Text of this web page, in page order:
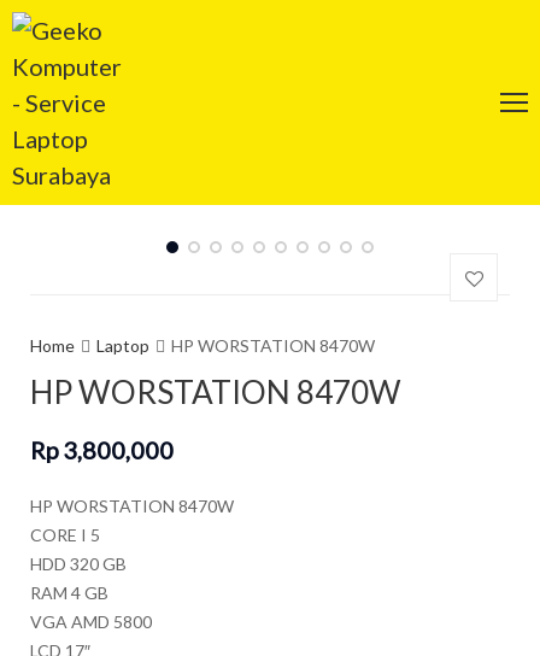
Home Laptop HP WORSTATION 8470W
HP WORSTATION 8470W
Rp3,800,000
HP WORSTATION 8470W
CORE I 5
HDD 320 GB
RAM 4 GB
VGA AMD 5800
LCD 17″